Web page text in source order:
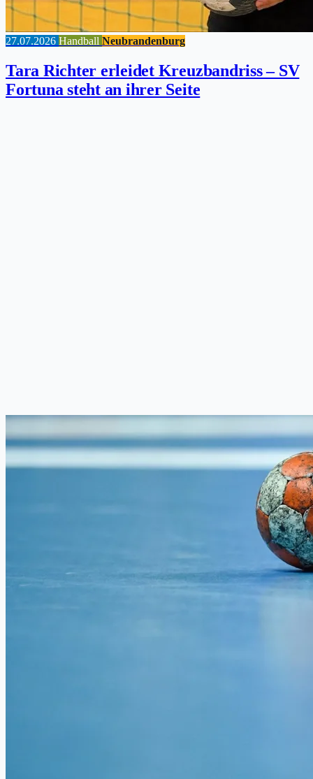
27.07.2026 Handball Neubrandenburg
Tara Richter erleidet Kreuzbandriss – SV
Fortuna steht an ihrer Seite